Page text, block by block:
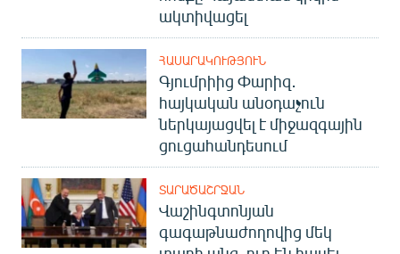
ակտիվացել
ՀԱՍԱՐԱԿՈՒԹՅՈՒՆ
Գյումրիից Փարիզ․
հայկական անօդաչուն
ներկայացվել է միջազգային
ցուցահանդեսում
ՏԱՐԱԾԱՇՐՋԱՆ
Վաշինգտոնյան
գագաթնաժողովից մեկ